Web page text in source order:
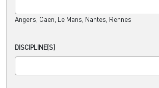
Angers, Caen, Le Mans, Nantes, Rennes
DISCIPLINE(S)